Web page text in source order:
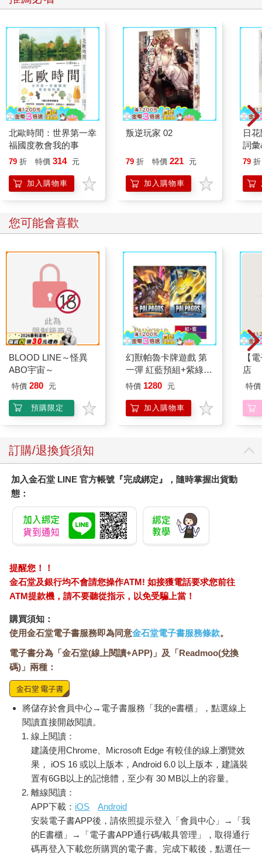
北歐時間：世界第一幸
福國度教會我的事
79 折 特價 314 元
加入購物車
叛逆玩家 02
79 折 特價 221 元
加入購物車
日
詞
79 折
您可能會喜歡
BLOOD LINE～怪異
ABO宇宙～
特價 280 元
預購限定
幻獸帕魯卡牌遊戲 第
一彈 紅藍預組+紫綠預
組 Dawn of Palpagos
特價 1280 元
加入購物車
【
店
特價
訂購/退換貨須知
加入金石堂 LINE 官方帳號『完成綁定』，隨時掌握出貨動
態：
提醒您！！
金石堂及銀行均不會請您操作ATM! 如接獲電話要求您前往
ATM提款機，請不要聽從指示，以免受騙上當！
購買須知：
使用金石堂電子書服務即為同意金石堂電子書服務條款。
電子書分為「金石堂(線上閱讀+APP)」及「Readmoo(兌換
碼)」兩種：
將儲存於會員中心→電子書服務「我的e書櫃」，點選線上
閱讀直接開啟閱讀。
線上閱讀：
建議使用Chrome、Microsoft Edge 有較佳的線上瀏覽效
果， iOS 16 或以上版本，Android 6.0 以上版本，建議裝
置有6GB以上的記憶體，至少有 30 MB以上的容量。
離線閱讀：
APP下載： iOS
Android
安裝電子書APP後，請依照提示登入「會員中心」→「我
的E書櫃」→「電子書APP通行碼/載具管理」，取得通行
碼再登入下載您所購買的電子書。完成下載後，點選任一